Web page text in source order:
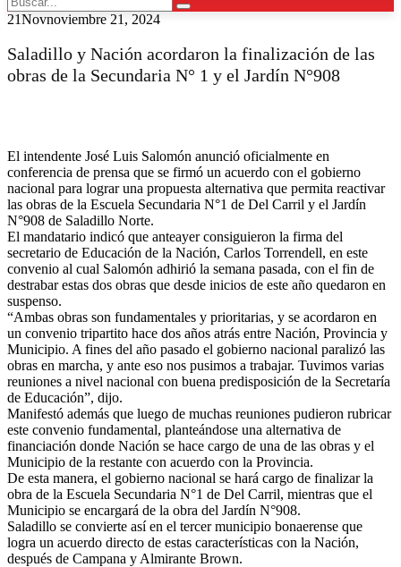
21Novnoviembre 21, 2024
Saladillo y Nación acordaron la finalización de las
obras de la Secundaria N° 1 y el Jardín N°908
El intendente José Luis Salomón anunció oficialmente en
conferencia de prensa que se firmó un acuerdo con el gobierno
nacional para lograr una propuesta alternativa que permita reactivar
las obras de la Escuela Secundaria N°1 de Del Carril y el Jardín
N°908 de Saladillo Norte.
El mandatario indicó que anteayer consiguieron la firma del
secretario de Educación de la Nación, Carlos Torrendell, en este
convenio al cual Salomón adhirió la semana pasada, con el fin de
destrabar estas dos obras que desde inicios de este año quedaron en
suspenso.
“Ambas obras son fundamentales y prioritarias, y se acordaron en
un convenio tripartito hace dos años atrás entre Nación, Provincia y
Municipio. A fines del año pasado el gobierno nacional paralizó las
obras en marcha, y ante eso nos pusimos a trabajar. Tuvimos varias
reuniones a nivel nacional con buena predisposición de la Secretaría
de Educación”, dijo.
Manifestó además que luego de muchas reuniones pudieron rubricar
este convenio fundamental, planteándose una alternativa de
financiación donde Nación se hace cargo de una de las obras y el
Municipio de la restante con acuerdo con la Provincia.
De esta manera, el gobierno nacional se hará cargo de finalizar la
obra de la Escuela Secundaria N°1 de Del Carril, mientras que el
Municipio se encargará de la obra del Jardín N°908.
Saladillo se convierte así en el tercer municipio bonaerense que
logra un acuerdo directo de estas características con la Nación,
después de Campana y Almirante Brown.